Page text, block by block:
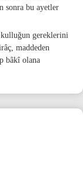
sonra bu ayetler
kulluğun gereklerini
maddeden
bâkî olana